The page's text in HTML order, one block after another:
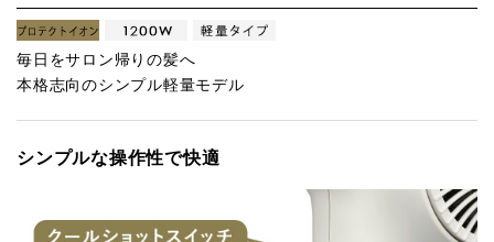
毎日をサロン帰りの髪へ
本格志向のシンプル軽量モデル
シンプルな操作性で快適